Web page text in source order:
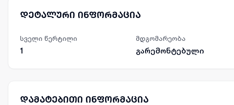
დეტალური ინფორმაცია
სველი წერტილი
1
მდგომარეობა
გარემონტებული
დამატებითი ინფორმაცია